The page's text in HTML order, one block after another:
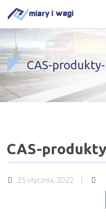
CAS-
CAS-
25 stycznia, 2022